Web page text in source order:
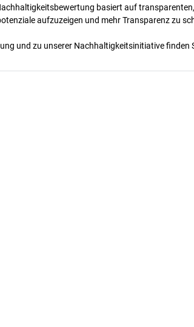
basiert auf
aufzuzeigen und mehr Transparenz zu
und zu unserer Nachhaltigkeitsinitiative finden